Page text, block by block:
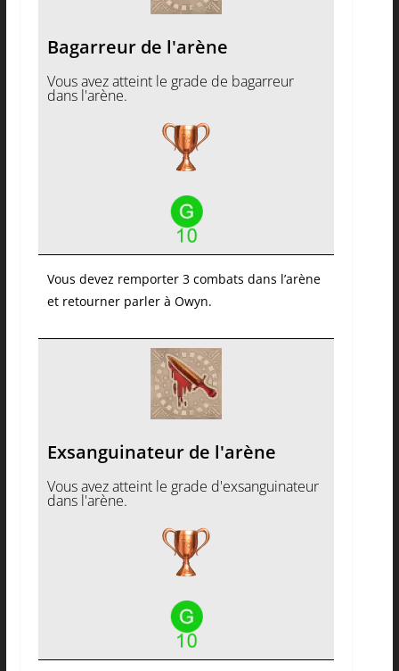
Bagarreur de l'arène
Vous avez atteint le grade de bagarreur
dans l'arène.
Vous devez remporter 3 combats dans l’arène
et retourner parler à Owyn.
Exsanguinateur de l'arène
Vous avez atteint le grade d'exsanguinateur
dans l'arène.